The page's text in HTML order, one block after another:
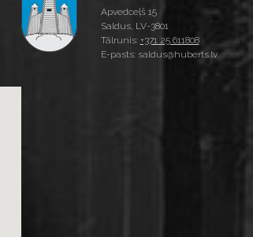
Apvedceļš 15
Saldus, LV-3801
Tālrunis: +371 25 611808
E-pasts: saldus@huberts.lv